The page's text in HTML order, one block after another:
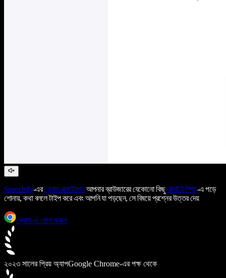
Speechify-এরক্রোম এক্সটেনশনআপনার ব্রাউজারের যেকোনো কিছুটেক্সট টু স্পিচ-এ পড়ে
শোনায়, কথা বললে টাইপ করে এবং আপনি যা পড়ছেন, সে বিষয়ে প্রশ্নের উত্তর দেয়
ক্রোম-এ যোগ করুন
২০২৩ সালের প্রিয় অ্যাপGoogle Chrome-এর পক্ষ থেকে